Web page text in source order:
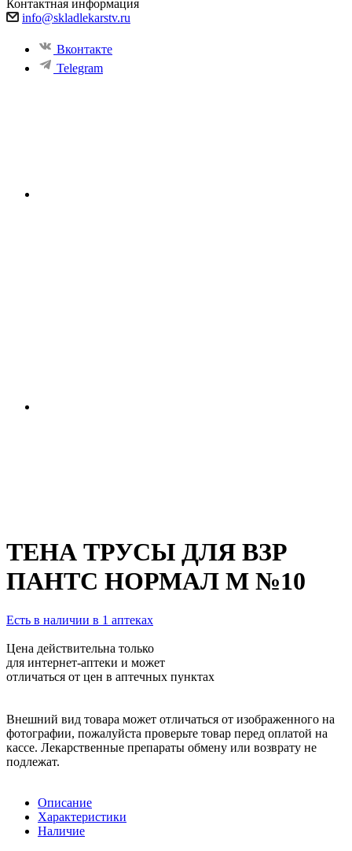
Контактная информация
info@skladlekarstv.ru
Вконтакте
Telegram
ТЕНА ТРУСЫ ДЛЯ ВЗР
ПАНТС НОРМАЛ М №10
Есть в наличии в 1 аптеках
Цена действительна только
для интернет-аптеки и может
отличаться от цен в аптечных пунктах
Внешний вид товара может отличаться от изображенного на
фотографии, пожалуйста проверьте товар перед оплатой на
кассе. Лекарственные препараты обмену или возврату не
подлежат.
Описание
Характеристики
Наличие